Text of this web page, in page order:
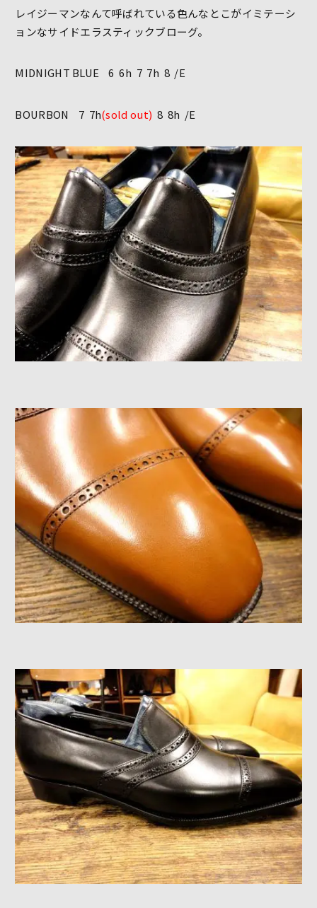
レイジーマンなんて呼ばれている色んなとこがイミテーシ
ョンなサイドエラスティックブローグ。
MIDNIGHT BLUE 6 6h 7 7h 8 /E
BOURBON 7 7h(sold out) 8 8h /E